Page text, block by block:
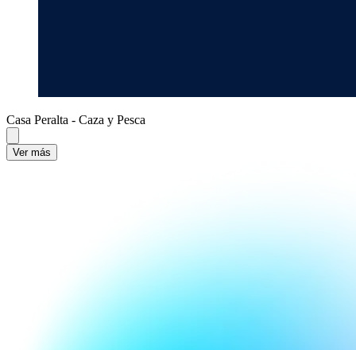
Casa Peralta - Caza y Pesca
Ver más